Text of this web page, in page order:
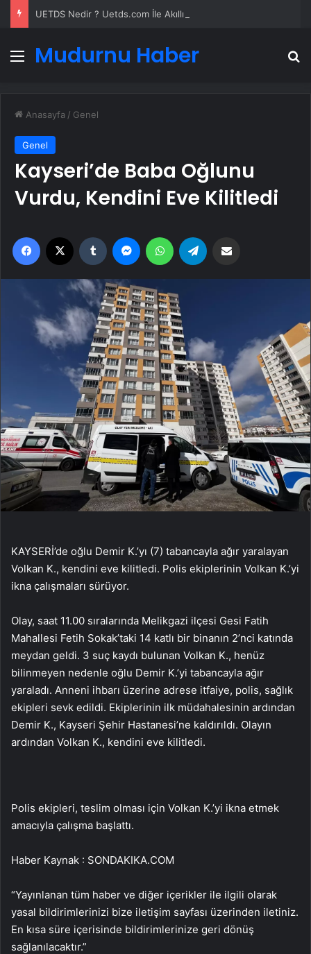
MenüMudurnu Haber
Anasayfa / Genel
Genel
Kayseri’de Baba Oğlunu
Vurdu, Kendini Eve Kilitledi
Facebook Tumblr MessengerWhatsApp
KAYSERİ’de oğlu Demir K.’yı (7) tabancayla ağır yaralayan
Volkan K., kendini eve kilitledi. Polis ekiplerinin Volkan K.’yi
ikna çalışmaları sürüyor.
Olay, saat 11.00 sıralarında Melikgazi ilçesi Gesi Fatih
Mahallesi Fetih Sokak’taki 14 katlı bir binanın 2’nci katında
meydan geldi. 3 suç kaydı bulunan Volkan K., henüz
bilinmeyen nedenle oğlu Demir K.’yi tabancayla ağır
yaraladı. Anneni ihbarı üzerine adrese itfaiye, polis, sağlık
ekipleri sevk edildi. Ekiplerinin ilk müdahalesinin ardından
Demir K., Kayseri Şehir Hastanesi’ne kaldırıldı. Olayın
ardından Volkan K., kendini eve kilitledi.
Polis ekipleri, teslim olması için Volkan K.’yi ikna etmek
amacıyla çalışma başlattı.
Haber Kaynak : SONDAKIKA.COM
“Yayınlanan tüm haber ve diğer içerikler ile ilgili olarak
yasal bildirimlerinizi bize iletişim sayfası üzerinden iletiniz.
En kısa süre içerisinde bildirimlerinize geri dönüş
sağlanılacaktır.”